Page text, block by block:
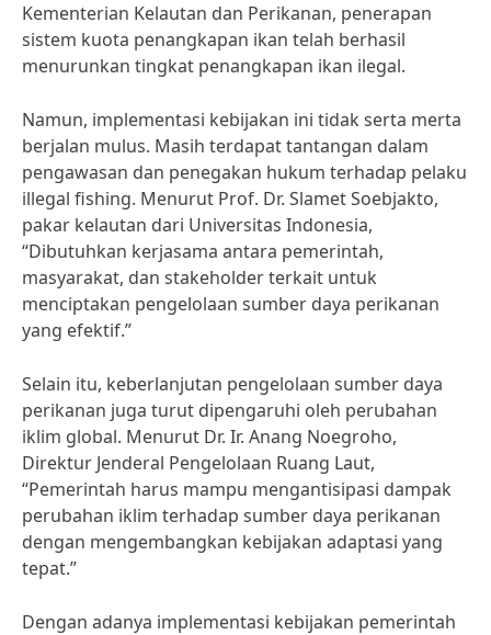
Kementerian Kelautan dan Perikanan, penerapan
sistem kuota penangkapan ikan telah berhasil
menurunkan tingkat penangkapan ikan ilegal.
Namun, implementasi kebijakan ini tidak serta merta
berjalan mulus. Masih terdapat tantangan dalam
pengawasan dan penegakan hukum terhadap pelaku
illegal fishing. Menurut Prof. Dr. Slamet Soebjakto,
pakar kelautan dari Universitas Indonesia,
“Dibutuhkan kerjasama antara pemerintah,
masyarakat, dan stakeholder terkait untuk
menciptakan pengelolaan sumber daya perikanan
yang efektif.”
Selain itu, keberlanjutan pengelolaan sumber daya
perikanan juga turut dipengaruhi oleh perubahan
iklim global. Menurut Dr. Ir. Anang Noegroho,
Direktur Jenderal Pengelolaan Ruang Laut,
“Pemerintah harus mampu mengantisipasi dampak
perubahan iklim terhadap sumber daya perikanan
dengan mengembangkan kebijakan adaptasi yang
tepat.”
Dengan adanya implementasi kebijakan pemerintah